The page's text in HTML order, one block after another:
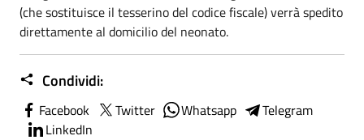
(che sostituisce il tesserino del codice fiscale) verrà spedito
direttamente al domicilio del neonato.
Condividi:
Facebook Twitter Whatsapp
Telegram
LinkedIn